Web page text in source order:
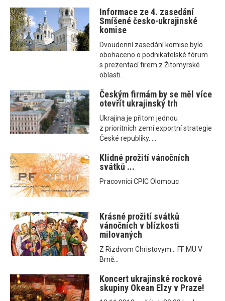
Informace ze 4. zasedání
Smíšené česko-ukrajinské
komise
Dvoudenní zasedání komise bylo
obohaceno o podnikatelské fórum
s prezentací firem z Žitomyrské
oblasti.
Českým firmám by se měl více
otevřít ukrajinský trh
Ukrajina je přitom jednou
z prioritních zemí exportní strategie
České republiky. ...
Klidné prožití vánočních
svátků ...
Pracovníci CPIC Olomouc
Krásné prožití svátků
vánočních v blízkosti
milovaných
Z Rizdvom Christovym... FF MU V
Brně...
Koncert ukrajinské rockové
skupiny Okean Elzy v Praze!